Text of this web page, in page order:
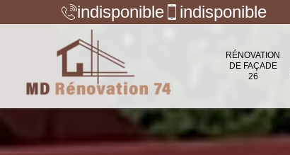
indisponible indisponible
RÉNOVATION
DE FAÇADE
26